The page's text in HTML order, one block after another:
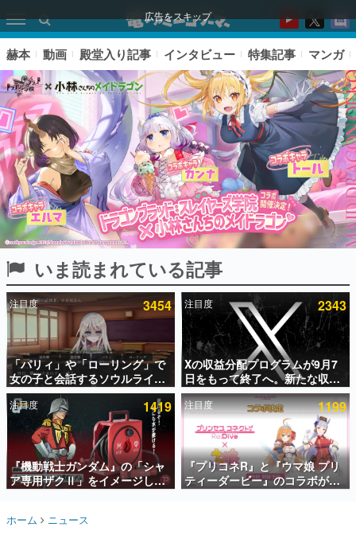
広告をスキップ
ピックアップ
電ファミのいま読まれている記事ランキング
アプリセール情報
インタビュー
連載・特集一覧
殿堂入り記事
SNS拡散数が数千以上！ ページビュー数万以上！ などな
ど。多くの人々に読まれた、電ファミ渾身の“殿堂入り”記
事をまとめました。
名作ゲームクリエイターの方々に製作時のエピソードをお
赫本 動画 殿堂入り記事 インタビュー 特集記事 マンガ
いま読まれている記事
注目度 3454
「パリィ」や「ローリング」で
女の子と会話するソウルライク
恋愛ゲーム『小早川さんはソウ
ルライク』無料公開。返事に失
敗すると「YOU DIED」
注目度 2343
Xの収益分配プログラムが9月7
日をもって終了へ。新たな収益
化制度「Original Content
Rewards Program」を発表
注目度 1419
『機動戦士ガンダム』の「シャ
ア専用ザクⅡ」をイメージした
散水ホースリールが予約開始。
ークやジオン公国軍のエンブレ
注目度 1199
『プリコネR』と『ウマ娘 プリ
ティーダービー』のコラボが決
定！“最大170連無料”の8.5周年
ホーム ニュース